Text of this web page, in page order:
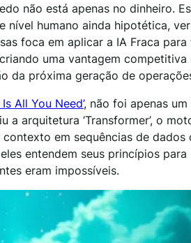
não está apenas no dinheiro.
humano ainda hipotética,
foca em aplicar a IA Fraca para
uma vantagem competitiva
da próxima geração de
All You Need’, não foi apenas um
a arquitetura ‘Transformer’, o
em sequências de dados
entendem seus princípios para
eram impossíveis.